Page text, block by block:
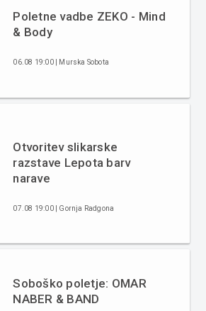
Poletne vadbe ZEKO - Mind
& Body
06.08 19:00 | Murska Sobota
Otvoritev slikarske
razstave Lepota barv
narave
07.08 19:00 | Gornja Radgona
Soboško poletje: OMAR
NABER & BAND